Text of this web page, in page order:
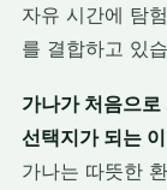
자유 시간에 탐
를 결합하고 있
가나가 처음으
선택지가 되는
가나는 따뜻한